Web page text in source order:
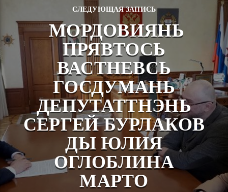
СЛЕДУЮЩАЯ ЗАПИСЬ
МОРДОВИЯНЬ
ПРЯВТОСЬ
ВАСТНЕВСЬ
ГОСДУМАНЬ
ДЕПУТАТТНЭНЬ
СЕРГЕЙ БУРЛАКОВ
ДЫ ЮЛИЯ
ОГЛОБЛИНА
МАРТО